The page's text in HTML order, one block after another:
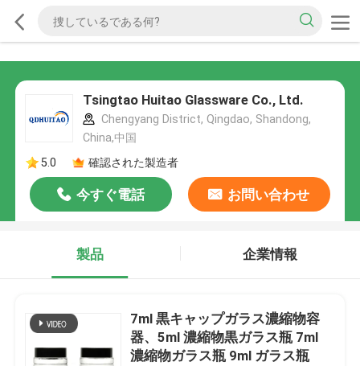
Tsingtao Huitao Glassware Co., Ltd.
Chengyang District, Qingdao, Shandong,
China,中国
5.0
確認された製造者
今すぐ電話 お問い合わせ
製品 企業情報
7ml 黒キャップガラス濃縮物容
器、5ml 濃縮物黒ガラス瓶 7ml
濃縮物ガラス瓶 9ml ガラス瓶